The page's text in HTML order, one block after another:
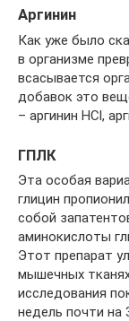
Аргинин
Как уже было
в организме
всасывается
добавок это
– аргинин HCl,
ГПЛК
Эта особая
глицин
собой
аминокислоты
Этот препарат
мышечных
исследования
недель почти на